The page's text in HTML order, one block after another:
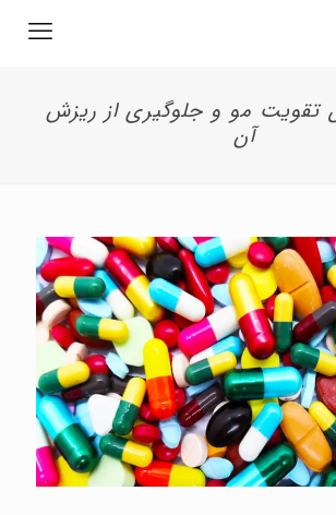
تقویت مو و جلوگیری از ریزش
آن